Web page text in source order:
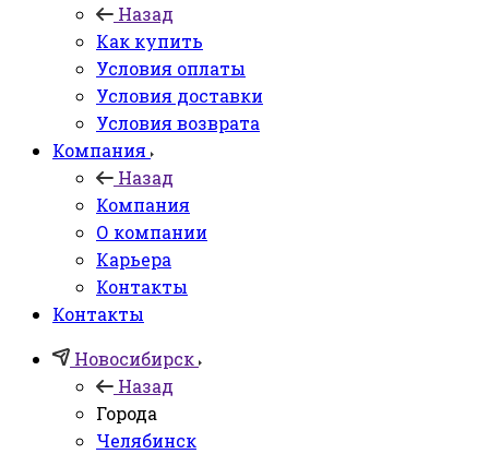
Назад
Как купить
Условия оплаты
Условия доставки
Условия возврата
Компания
Назад
Компания
О компании
Карьера
Контакты
Контакты
Новосибирск
Назад
Города
Челябинск